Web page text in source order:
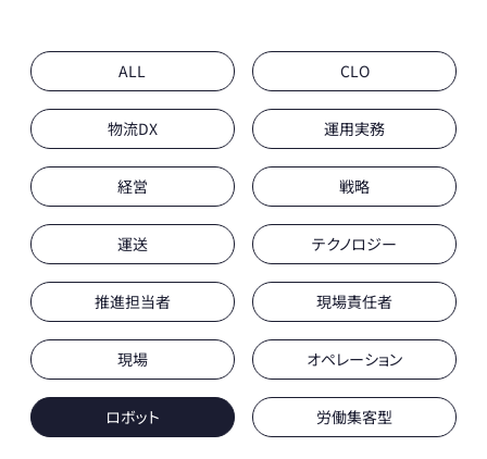
ALL CLO
物流DX 運用実務
経営 戦略
運送 テクノロジー
推進担当者 現場責任者
現場 オペレーション
ロボット 労働集客型